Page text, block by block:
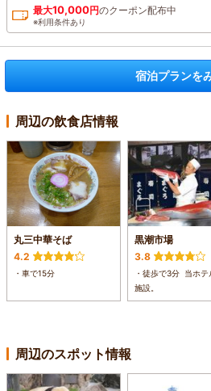
最大10,000円のクーポン配布中
※利用条件あり
宿泊プランを
周辺の飲食店情報
丸三中華そば
4.2
・車で15分
黒潮市場
3.8
・徒歩で3分 当ホテル隣接
施設。
周辺のスポット情報